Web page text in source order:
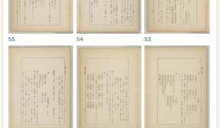
53
54
55